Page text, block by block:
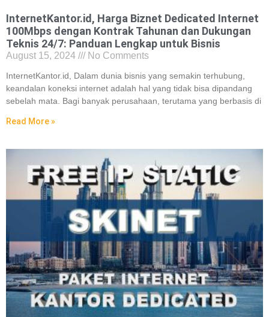
InternetKantor.id, Harga Biznet Dedicated Internet
100Mbps dengan Kontrak Tahunan dan Dukungan
Teknis 24/7: Panduan Lengkap untuk Bisnis
August 15, 2024 No Comments
InternetKantor.id, Dalam dunia bisnis yang semakin terhubung,
keandalan koneksi internet adalah hal yang tidak bisa dipandang
sebelah mata. Bagi banyak perusahaan, terutama yang berbasis di
Read More »